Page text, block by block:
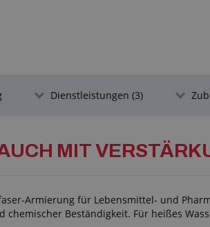
Dienstleistungen (3)
MIT
Armierung für Lebensmittel- und
Beständigkeit. Für heißes